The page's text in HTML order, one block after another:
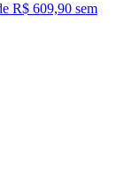
R$ 609,90 sem